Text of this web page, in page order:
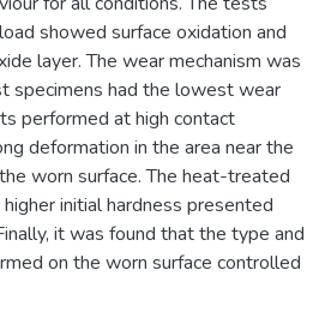
showed surface oxidation and
layer. The wear mechanism was
specimens had the lowest wear
performed at high contact
deformation in the area near the
worn surface. The heat-treated
initial hardness presented
it was found that the type and
on the worn surface controlled